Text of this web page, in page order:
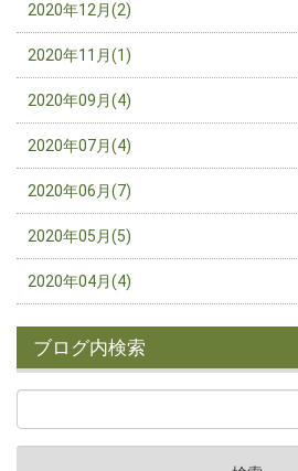
2020年12月(2)
2020年11月(1)
2020年09月(4)
2020年07月(4)
2020年06月(7)
2020年05月(5)
2020年04月(4)
ブログ内検索